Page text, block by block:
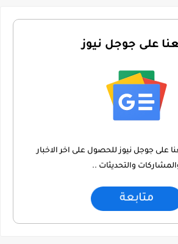
على جوجل نيوز
على جوجل نيوز للحصول على اخر الاخبار
والتحديثات ..
متابعة